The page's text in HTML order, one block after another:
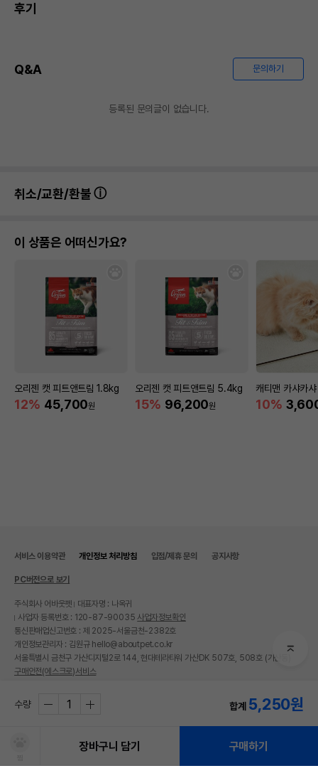
품명 및 모델명 펫모닝 펀칭 마우스 PMC-222
또는 소비자상담 관련
전화번호
어바웃펫//1644-9601
유통기한
유통기한이 최소 2026.12.05이거나 그
이후인 상품이 출고됩니다.
단, 상품명에 유통기한 명시된 경우, 해당
유통기한을 따릅니다.
후기
Q&A 문의하기
등록된 문의글이 없습니다.
취소/교환/환불
이 상품은 어떠신가요?
오리젠 캣 피트앤트림 1.8kg
12% 45,700원
오리젠 캣 피트앤트림 5.4kg
15% 96,200원
캐티맨 카샤카
10%
수량 합계 5,250원
장바구니 담기 구매하기
서비스 이용약관 개인정보 처리방침 입점/제휴 문의 공지사항
PC버전으로 보기
주식회사 어바웃펫
대표자명 : 나옥귀
사업자 등록번호 : 120-87-90035 사업자정보확인
통신판매업신고번호 : 제 2025-서울금천-2382호
개인정보관리자 : 김원규 hello@aboutpet.co.kr
서울특별시 금천구 가산디지털2로 144, 현대테라타워 가산DK 507호, 508호 (가산동)
구매안전(에스크로)서비스